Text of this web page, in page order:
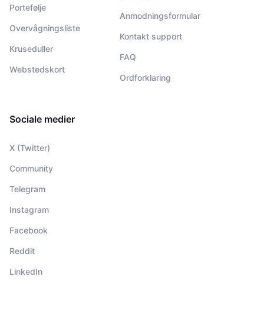
Portefølje
Overvågningsliste
Kruseduller
Webstedskort
Anmodningsformular
Kontakt support
FAQ
Ordforklaring
Sociale medier
X (Twitter)
Community
Telegram
Instagram
Facebook
Reddit
LinkedIn